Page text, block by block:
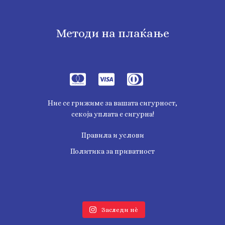
Методи на плаќање
Ние се грижиме за вашата сигурност,
секоја уплата е сигурна!
Правила и услови
Политика за приватност
Заследи нѐ